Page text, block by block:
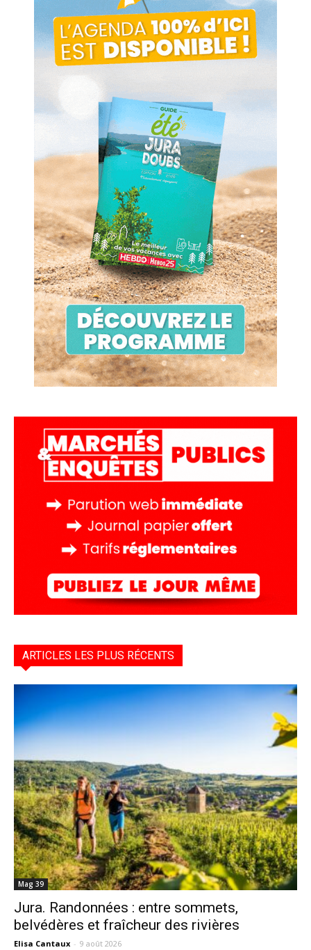
ARTICLES LES PLUS RÉCENTS
Mag 39
Jura. Randonnées : entre sommets,
belvédères et fraîcheur des rivières
Elisa Cantaux - 9 août 2026